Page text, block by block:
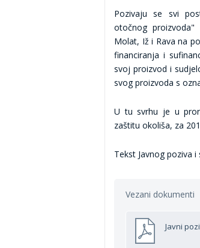
Pozivaju se svi
otočnog
Molat, Iž i Rava na
financiranja i
svoj proizvod i
svog proizvoda s
U tu svrhu je u
zaštitu okoliša, za
Tekst Javnog poziva
Vezani dokumenti
Javni